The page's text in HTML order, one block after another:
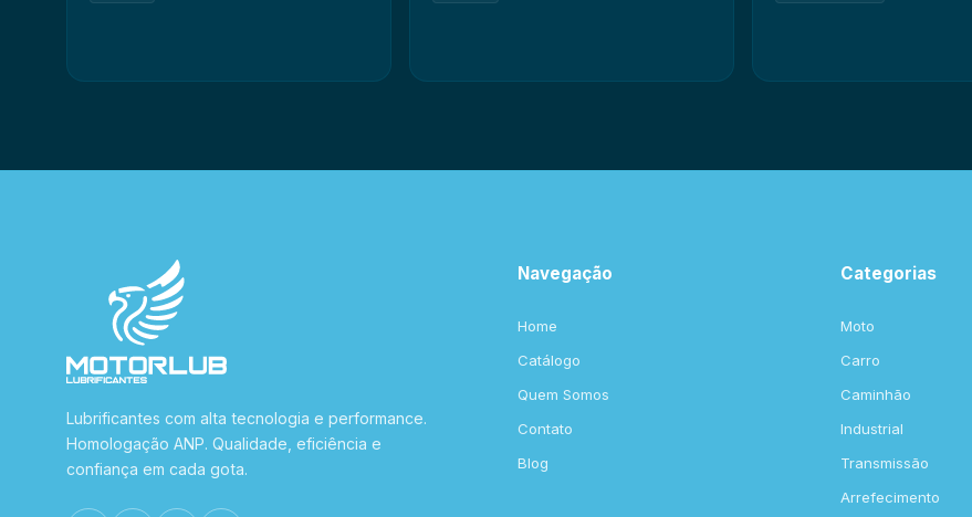
Lubrificantes com alta tecnologia e performance.
Homologação ANP. Qualidade, eficiência e
confiança em cada gota.
Navegação
Home
Catálogo
Quem Somos
Contato
Blog
Categorias
Moto
Carro
Caminhão
Industrial
Transmissão
Arrefecimento